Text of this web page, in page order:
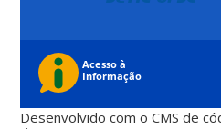
Desenvolvido com o CMS de